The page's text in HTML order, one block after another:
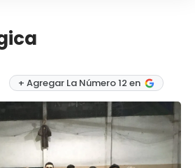
+ Agregar La Número 12 en